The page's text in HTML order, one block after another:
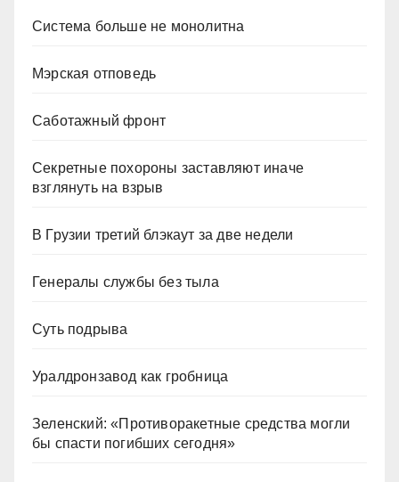
Система больше не монолитна
Мэрская отповедь
Саботажный фронт
Секретные похороны заставляют иначе
взглянуть на взрыв
В Грузии третий блэкаут за две недели
Генералы службы без тыла
Суть подрыва
Уралдронзавод как гробница
Зеленский: «Противоракетные средства могли
бы спасти погибших сегодня»